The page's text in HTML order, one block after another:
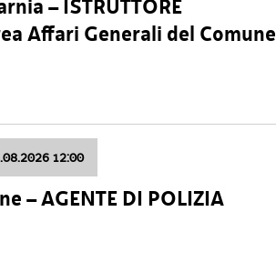
– ISTRUTTORE
Affari Generali del Comune
12:00
– AGENTE DI POLIZIA